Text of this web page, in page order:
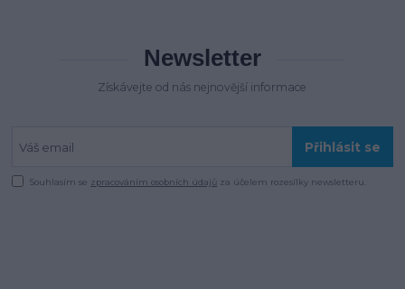
Newsletter
Získávejte od nás nejnovější informace
Přihlásit se
Souhlasím se zpracováním osobních údajů za účelem rozesílky newsletteru.